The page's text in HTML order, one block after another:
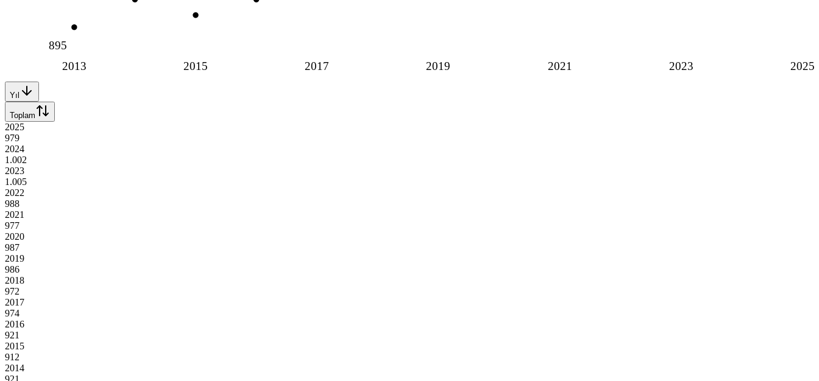
2013 2015 2017 2019 2021 2023 2025
895
Yıl
Toplam
2025
979
2024
1.002
2023
1.005
2022
988
2021
977
2020
987
2019
986
2018
972
2017
974
2016
921
2015
912
2014